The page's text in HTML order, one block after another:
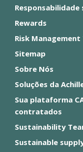
Responsabilidade
Rewards
Risk Management
Sitemap
Sobre Nós
Soluções da
Sua plataforma
contratados
Sustainability
Sustainable